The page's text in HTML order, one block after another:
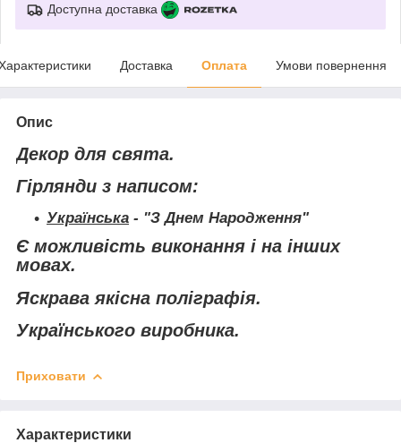
Доступна доставка
Доставка Оплата Умови повернення
Опис
Декор для свята.
Гірлянди з написом:
Українська - "З Днем Народження"
Є можливість виконання і на інших
мовах.
Яскрава якісна поліграфія.
Українського виробника.
Приховати
Характеристики